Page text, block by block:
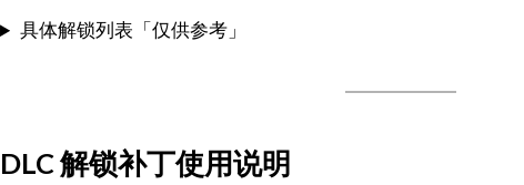
具体解锁列表「仅供参考」
DLC 解锁补丁使用说明